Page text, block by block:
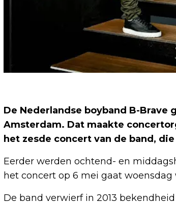
De Nederlandse boyband B-Brave
Amsterdam. Dat maakte
het zesde concert van de band,
Eerder werden ochtend- en
het concert op 6 mei gaat woensdag
De band verwierf in 2013